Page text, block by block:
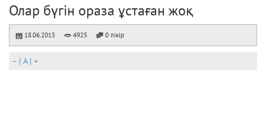
Олар бүгін ораза ұстаған жоқ
18.06.2015 4925 0 пікір
– | A| +